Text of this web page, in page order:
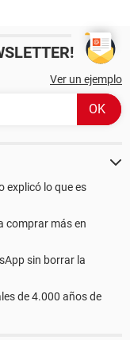
Ver un ejemplo
explicó lo que es
comprar más en
sin borrar la
de 4.000 años de